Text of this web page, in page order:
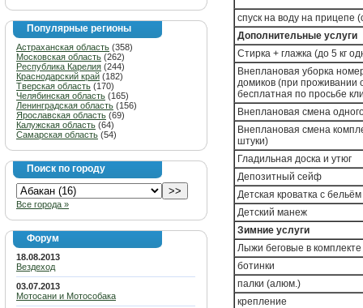
Популярные регионы
Астраханская область (358)
Московская область (262)
Республика Карелия (244)
Краснодарский край (182)
Тверская область (170)
Челябинская область (165)
Ленинградская область (156)
Ярославская область (69)
Калужская область (64)
Самарская область (54)
Поиск по городу
Все города »
Форум
18.08.2013
Вездеход
03.07.2013
Мотосани и Мотособака
спуск на воду на прицепе
Дополнительные услуги
Стирка + глажка (до 5 кг
Внеплановая уборка
домиков (при проживании
бесплатная по просьбе
Внеплановая смена
Внеплановая смена
штуки)
Гладильная доска и утюг
Депозитный сейф
Детская кроватка с бельём
Детский манеж
Зимние услуги
Лыжи беговые в комплекте
ботинки
палки (алюм.)
крепление